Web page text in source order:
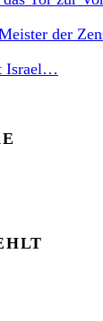
der
Israel…